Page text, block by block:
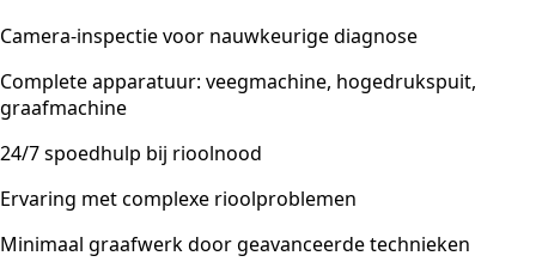
Camera-inspectie voor nauwkeurige diagnose
Complete apparatuur: veegmachine, hogedrukspuit,
graafmachine
24/7 spoedhulp bij rioolnood
Ervaring met complexe rioolproblemen
Minimaal graafwerk door geavanceerde technieken